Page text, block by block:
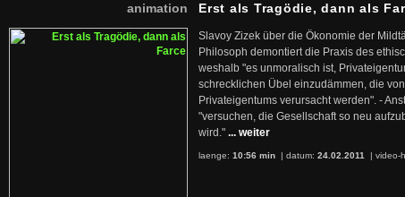
animation Erst als Tragödie, dann als
Slavoy Zizek über die Ökonomie der
Philosoph demontiert die Praxis des
weshalb "es unmoralisch ist,
schrecklichen Übel einzudämmen, die
Privateigentums verursacht werden". -
"versuchen, die Gesellschaft so neu
wird." ... weiter
laenge: 10:56 min | datum: 24.02.2011 | video-